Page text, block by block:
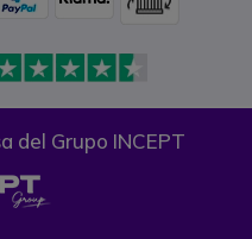
del Grupo INCEPT